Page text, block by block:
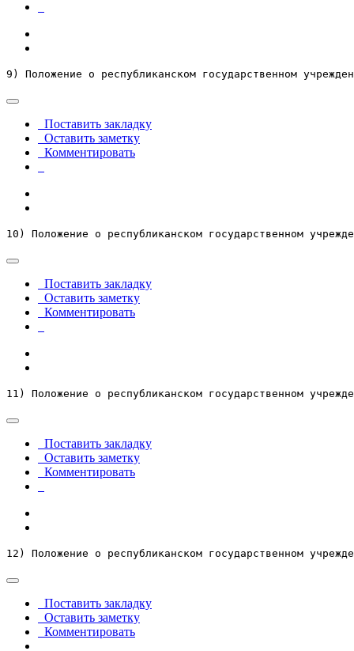
9) Положение о республиканском государственном
Поставить закладку
Оставить заметку
Комментировать
10) Положение о республиканском государственном
Поставить закладку
Оставить заметку
Комментировать
11) Положение о республиканском государственном
Поставить закладку
Оставить заметку
Комментировать
12) Положение о республиканском государственном
Поставить закладку
Оставить заметку
Комментировать